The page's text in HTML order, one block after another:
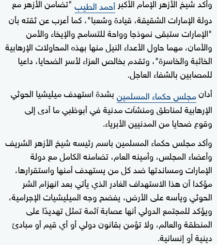
أحمد الطيب
دولة الإمارات الشقيقة، قيادة وشعبا"، كما أعرب عن ثقته بأن
"الإمارات ستبقى نموذجا وواحة للتسامح والإيخاء والأمن
والأمان، مهما حاول الأعداء النيل منها بهذه المحاولات الإرهابية
الخائبة والخاسرة"، وتقدم بخالص العزاء لأسر الضحايا، داعيا
للمصابين بالشفاء العاجل.
أدانمجلس حكماء المسلمينبشدة استهدف ميليشيا الحوثي
الإرهابية لمناطق ومنشآت مدنية في أبوظبي ما أدى إلى
وقوع ضحايا من المدنيين الأبرياء.
وأكد مجلس حكماء المسلمين باسم رئيسه شيخ الأزهر الشريف
وأعضاء المجلس، وأمينه العام، تضامنه الكامل مع دولة
الإمارات ومساندتها ضد كل من يستهدف أمنها واستقرارها،
مؤكدا أن هذا الاستهداف الغادر الذي يأتي بعد انهزام الشر
الحوثي ويأسه على الأرض، يفضح وجه الميليشيات الإجرامية،
ويؤكد للمجتمع الدولي أنها عصابة آثمة تمثل تهديدًا على
المنطقة والعالم، ولا تؤمن بقانون دولي أو أي قيم أو مبادئ
دينية أو إنسانية.